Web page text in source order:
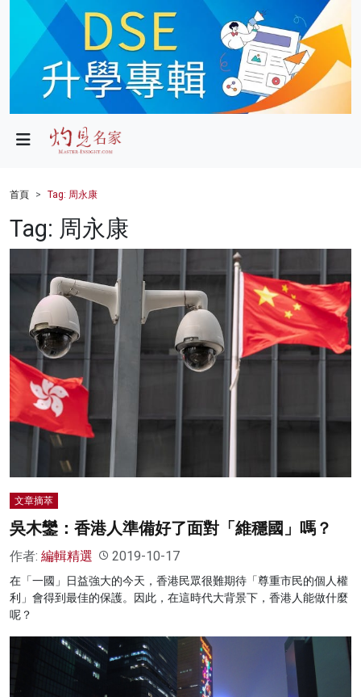
政局
財經
健康
商業
科技
影片
名家榜
灼見活動
關於我們
首頁 Tag: 周永康
Tag: 周永康
文章摘萃
吳木鑾：香港人準備好了面對「維穩國」嗎？
作者: 編輯精選 2019-10-17
在「一國」日益強大的今天，香港民眾很難期待「尊重市民的個人權
利」會得到最佳的保護。因此，在這時代大背景下，香港人能做什麼
呢？